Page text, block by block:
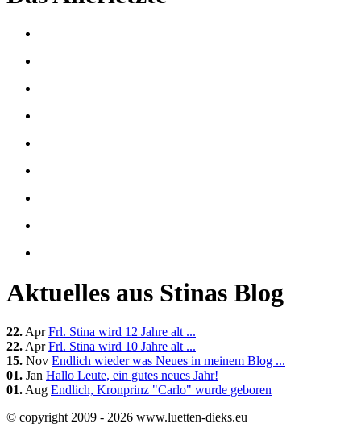
Aktuelles aus Stinas Blog
22. AprFrl. Stina wird 12 Jahre alt ...
22. AprFrl. Stina wird 10 Jahre alt ...
15. Nov Endlich wieder was Neues in meinem Blog ...
01. Jan Hallo Leute, ein gutes neues Jahr!
01. Aug Endlich, Kronprinz "Carlo" wurde geboren
© copyright 2009 - 2026 www.luetten-dieks.eu